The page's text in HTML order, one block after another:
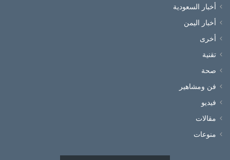
أخبار السعودية
أخبار اليمن
أخرى
تقنية
صحة
فن ومشاهير
فيديو
مقالات
منوعات